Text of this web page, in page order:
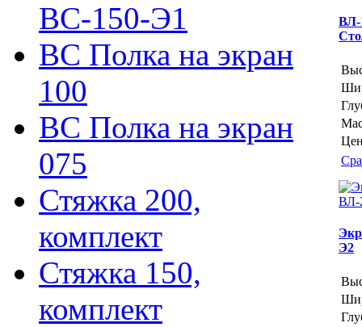
ВС-150-Э1
ВС Полка на экран
100
ВС Полка на экран
075
Стяжка 200,
комплект
Стяжка 150,
комплект
Э2